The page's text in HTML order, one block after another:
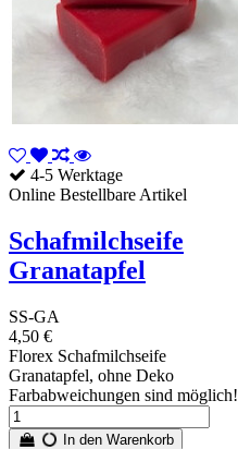
4-5 Werktage
Online Bestellbare Artikel
Schafmilchseife
Granatapfel
SS-GA
4,50 €
Florex Schafmilchseife
Granatapfel, ohne Deko
Farbabweichungen sind möglich!
In den Warenkorb